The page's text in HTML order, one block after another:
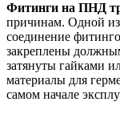
Фитинги на ПНД
причинам. Одной из
соединение
закреплены
затянуты гайками
материалы для
самом начале